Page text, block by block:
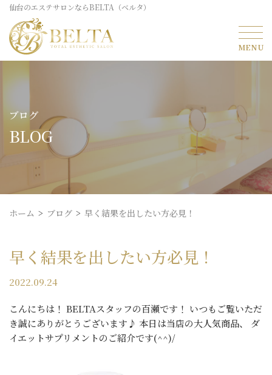
仙台のエステサロンならBELTA（ベルタ）
ブログ
BLOG
ホーム ブログ 早く結果を出したい方必見！
早く結果を出したい方必見！
2022.09.24
こんにちは！ BELTAスタッフの百瀬です！ いつもご覧いただ
き誠にありがとうございます♪ 本日は当店の大人気商品、 ダ
イエットサプリメントのご紹介です(^^)/